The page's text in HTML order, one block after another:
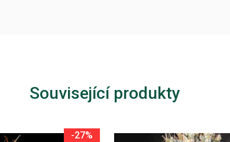
Související produkty
-27%